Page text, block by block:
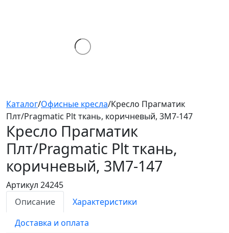
Каталог/Офисные кресла/Кресло Прагматик
Плт/Pragmatic Plt ткань, коричневый, 3М7-147
Кресло Прагматик
Плт/Pragmatic Pltткань,
коричневый, 3М7-147
Артикул 24245
Описание
Характеристики
Доставка и оплата